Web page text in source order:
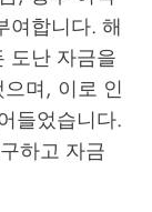
여합니다. 해
도난 자금을
며, 이로 인
들었습니다.
하고 자금